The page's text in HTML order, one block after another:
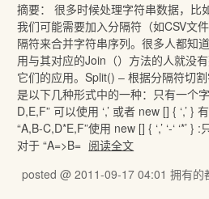
摘要： 很多时候处理字符串数据，比
我们可能需要加入分隔符（如CSV文
隔符来合并字符串序列。很多人都知
用与其对应的Join（）方法的人就没
它们的应用。Split() – 根据分隔符切
是以下几种形式中的一种：只有一个
D,E,F” 可以使用 ‘,’ 或者 new [] { ‘,’ }
“A,B-C,D*E,F”使用 new [] { ‘,’ ‘-‘ ‘*’
对于 “A=>B= 阅读全文
posted @ 2011-09-17 04:01 拥有的